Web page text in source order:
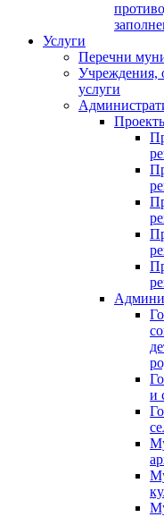
Услуги
Перечни
Учреждения,
услуги
и